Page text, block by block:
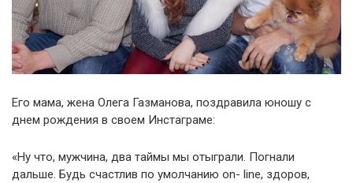
Его мама, жена Олега Газманова, поздравила юношу с
днем рождения в своем Инстаграме:
«Ну что, мужчина, два таймы мы отыграли. Погнали
дальше. Будь счастлив по умолчанию on- line, здоров,